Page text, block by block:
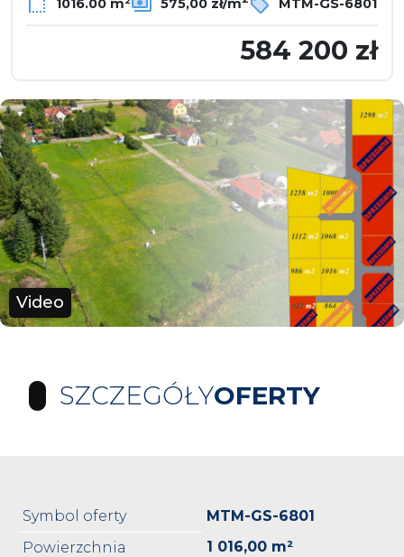
1016.00 m² 575,00 zł/m MTM-GS-6801
584 200 zł
Video
SZCZEGÓŁYOFERTY
Symbol oferty
MTM-GS-6801
Powierzchnia
1 016,00 m²